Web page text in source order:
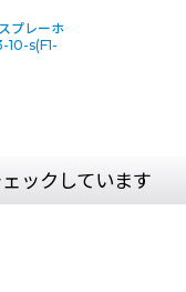
プレーホ
10-s(F1-
ックしています